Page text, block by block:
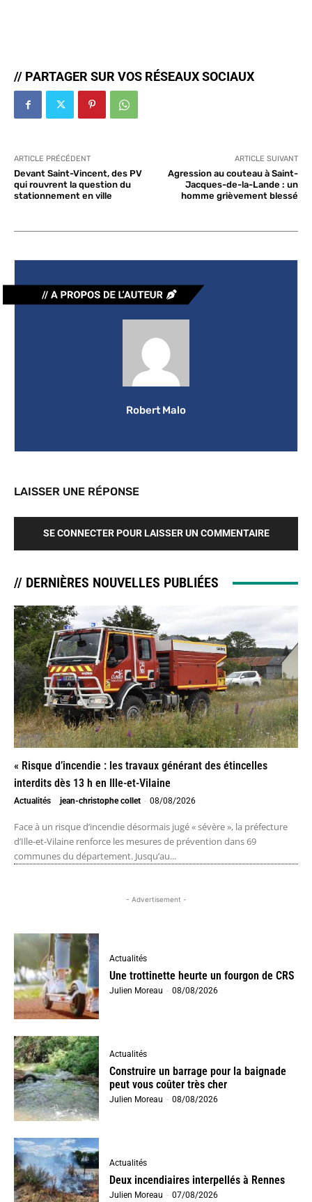
// PARTAGER SUR VOS RÉSEAUX SOCIAUX
ARTICLE PRÉCÉDENT
Devant Saint-Vincent, des PV
qui rouvrent la question du
stationnement en ville
ARTICLE SUIVANT
Agression au couteau à Saint-
Jacques-de-la-Lande : un
homme grièvement blessé
Robert Malo
LAISSER UNE RÉPONSE
SE CONNECTER POUR LAISSER UN COMMENTAIRE
// DERNIÈRES NOUVELLES PUBLIÉES
« Risque d’incendie : les travaux générant des étincelles
interdits dès 13 h en Ille-et-Vilaine
Actualités jean-christophe collet - 08/08/2026
Face à un risque d’incendie désormais jugé « sévère », la préfecture
d’Ille-et-Vilaine renforce les mesures de prévention dans 69
communes du département. Jusqu’au...
- Advertisement -
Actualités
Une trottinette heurte un fourgon de CRS
Julien Moreau - 08/08/2026
Actualités
Construire un barrage pour la baignade
peut vous coûter très cher
Julien Moreau - 08/08/2026
Actualités
Deux incendiaires interpellés à Rennes
Julien Moreau - 07/08/2026